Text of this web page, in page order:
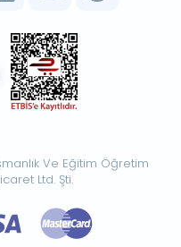
Ve Eğitim Öğretim
Ltd. Şti.